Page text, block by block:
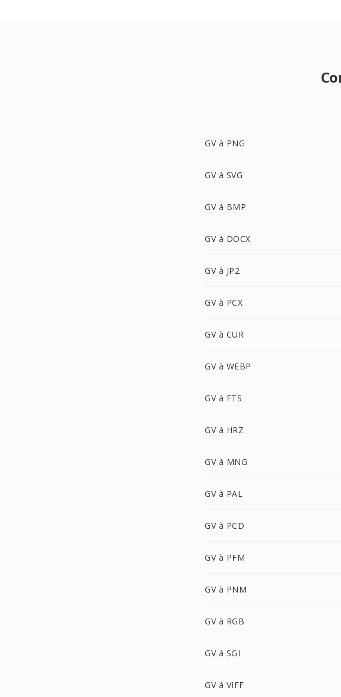
GV à PNG
GV à SVG
GV à BMP
GV à DOCX
GV à JP2
GV à PCX
GV à CUR
GV à WEBP
GV à FTS
GV à HRZ
GV à MNG
GV à PAL
GV à PCD
GV à PFM
GV à PNM
GV à RGB
GV à SGI
GV à VIFF